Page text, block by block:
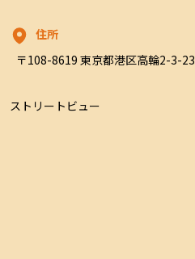
住所
〒108-8619 東京都港区高輪2-3-23
ストリートビュー